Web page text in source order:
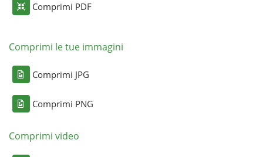
Comprimi PDF
Comprimi le tue immagini
Comprimi JPG
Comprimi PNG
Comprimi video